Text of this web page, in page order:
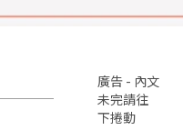
廣告 - 內文
未完請往
下捲動